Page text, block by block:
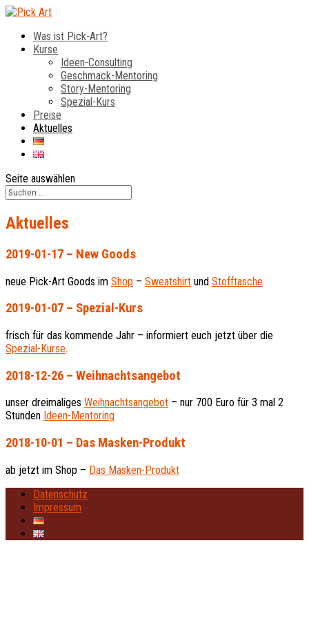
Was ist Pick-Art?
Kurse
Ideen-Consulting
Geschmack-Mentoring
Story-Mentoring
Spezial-Kurs
Preise
Aktuelles
Seite auswählen
Aktuelles
2019-01-17 – New Goods
neue Pick-Art Goods im Shop – Sweatshirt und Stofftasche
2019-01-07 – Spezial-Kurs
frisch für das kommende Jahr – informiert euch jetzt über die
Spezial-Kurse.
2018-12-26 – Weihnachtsangebot
unser dreimaliges Weihnachtsangebot – nur 700 Euro für 3 mal 2
Stunden Ideen-Mentoring
2018-10-01 – Das Masken-Produkt
ab jetzt im Shop – Das Masken-Produkt
Datenschutz
Impressum